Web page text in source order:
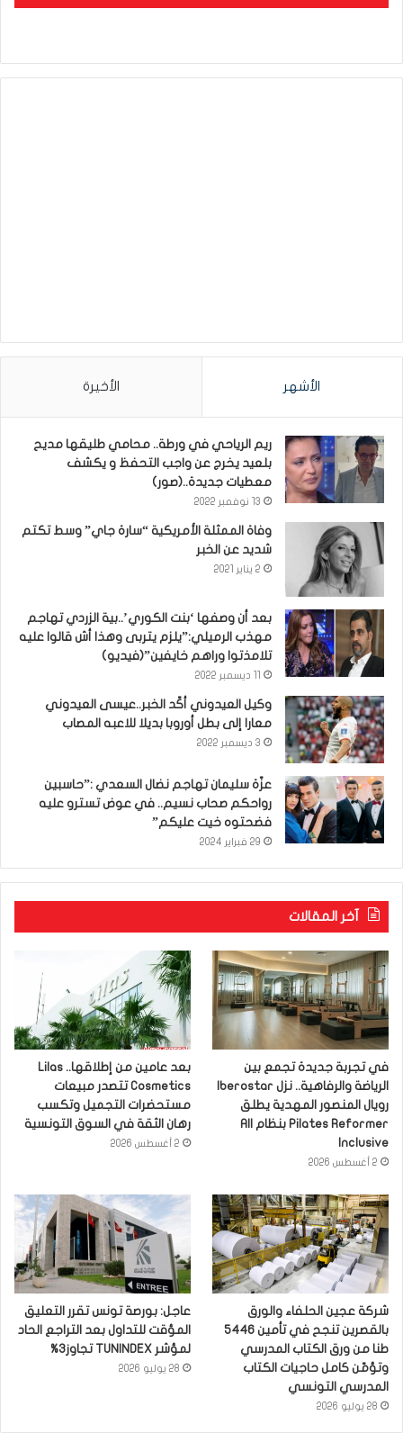
الأشهر الأخيرة
ريم الرياحي في ورطة.. محامي طليقها مديح
بلعيد يخرج عن واجب التحفظ و يكشف
معطيات جديدة..(صور)
13 نوفمبر 2022
وفاة الممثلة الأمريكية “سارة جاي” وسط تكتم
شديد عن الخبر
2 يناير 2021
بعد أن وصفها ‘بنت الكوري’..بية الزردي تهاجم
مهذب الرميلي:”يلزم يتربى وهذا أش قالوا عليه
تلامذتوا وراهم خايفين”(فيديو)
وكيل العيدوني أكّد الخبر..عيسى العيدوني
معارا إلى بطل أوروبا بديلا للاعبه المصاب
3 ديسمبر 2022
عزّة سليمان تهاجم نضال السعدي :”حاسبين
رواحكم صحاب نسيم.. في عوض تسترو عليه
فضحتوه خيت عليكم”
29 فبراير 2024
آخر المقالات
في تجربة جديدة تجمع بين
رويال المنصور المهدية يطلق
Pilates Reformer بنظام All
Inclusive
2 أغسطس 2026
بعد عامين من إطلاقها.. Lilas
Cosmetics تتصدر مبيعات
مستحضرات التجميل وتكسب
رهان الثقة في السوق التونسية
2 أغسطس 2026
شركة عجين الحلفاء والورق
بالقصرين تنجح في تأمين 5446
طنا من ورق الكتاب المدرسي
وتؤمّن كامل حاجيات الكتاب
المدرسي التونسي
28 يوليو 2026
عاجل: بورصة تونس تقرر التعليق
المؤقت للتداول بعد التراجع الحاد
لمؤشر TUNINDEX تجاوز3%
28 يوليو 2026